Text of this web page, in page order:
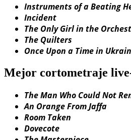
Instruments of a Beating
Incident
The Only Girl in the
The Quilters
Once Upon a Time in
Mejor cortometraje
The Man Who Could Not
An Orange From Jaffa
Room Taken
Dovecote